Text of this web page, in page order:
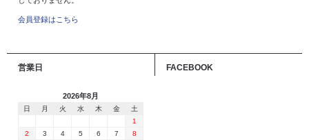
会員登録はこちら
営業日
2026年8月
日 月 火 水 木 金
土
1
2
3 4 5 6 7
8
FACEBOOK